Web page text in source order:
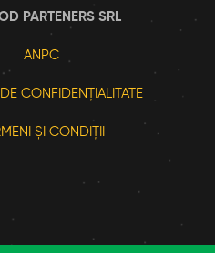
PARTENERS SRL
ANPC
CONFIDENȚIALITATE
ȘI CONDIȚII